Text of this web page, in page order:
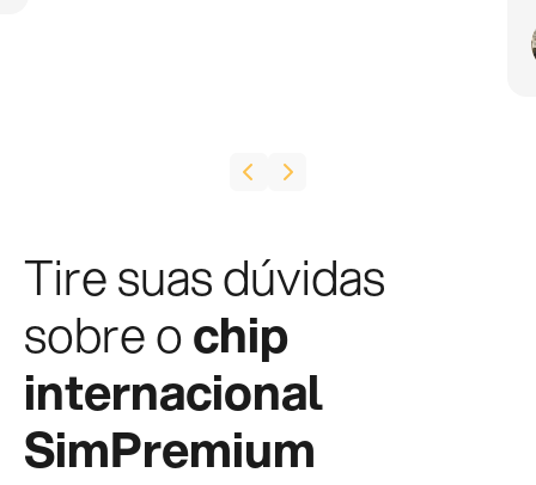
Tire suas dúvidas
sobre ochip
internacional
SimPremium